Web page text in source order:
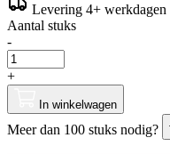
Levering 4+ werkdagen
Aantal stuks
-
+
In winkelwagen
Meer dan 100 stuks nodig?